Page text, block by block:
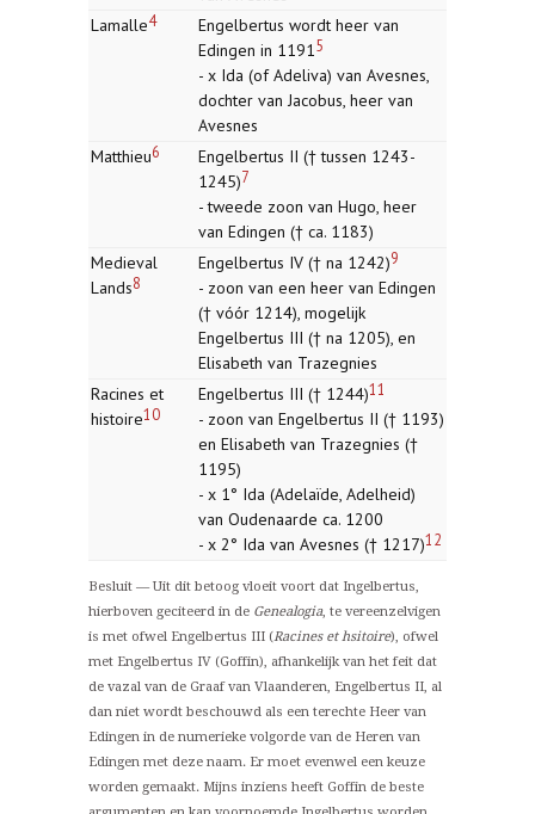
Lamalle4
Engelbertus wordt heer van
Edingen in 11915
- x Ida (of Adeliva) van Avesnes,
dochter van Jacobus, heer van
Avesnes
Matthieu6
Engelbertus II († tussen 1243-
1245)7
- tweede zoon van Hugo, heer
van Edingen († ca. 1183)
Medieval
Lands8
Engelbertus IV († na 1242)9
- zoon van een heer van Edingen
(† vóór 1214), mogelijk
Engelbertus III († na 1205), en
Elisabeth van Trazegnies
Racines et
histoire10
Engelbertus III († 1244)11
- zoon van Engelbertus II († 1193)
en Elisabeth van Trazegnies (†
1195)
- x 1° Ida (Adelaïde, Adelheid)
van Oudenaarde ca. 1200
- x 2° Ida van Avesnes († 1217)12
Besluit — Uit dit betoog vloeit voort dat Ingelbertus,
hierboven geciteerd in de Genealogia, te vereenzelvigen
is met ofwel Engelbertus III (Racines et hsitoire), ofwel
met Engelbertus IV (Goffin), afhankelijk van het feit dat
de vazal van de Graaf van Vlaanderen, Engelbertus II, al
dan niet wordt beschouwd als een terechte Heer van
Edingen in de numerieke volgorde van de Heren van
Edingen met deze naam. Er moet evenwel een keuze
worden gemaakt. Mijns inziens heeft Goffin de beste